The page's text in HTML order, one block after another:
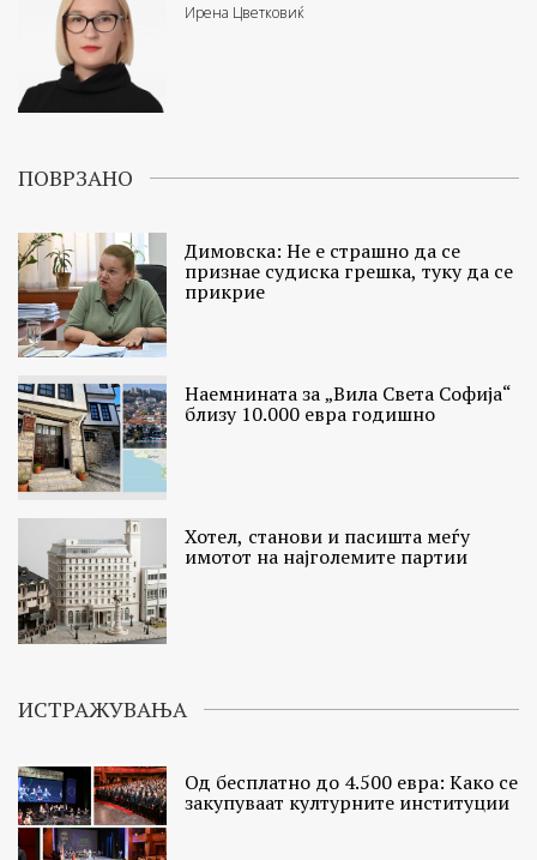
Ирена Цветковиќ
ПОВРЗАНО
Димовска: Не е страшно да се
признае судиска грешка, туку да се
прикрие
Наемнината за „Вила Света Софија“
близу 10.000 евра годишно
Хотел, станови и пасишта меѓу
имотот на најголемите партии
ИСТРАЖУВАЊА
Од бесплатно до 4.500 евра: Како се
закупуваат културните институции